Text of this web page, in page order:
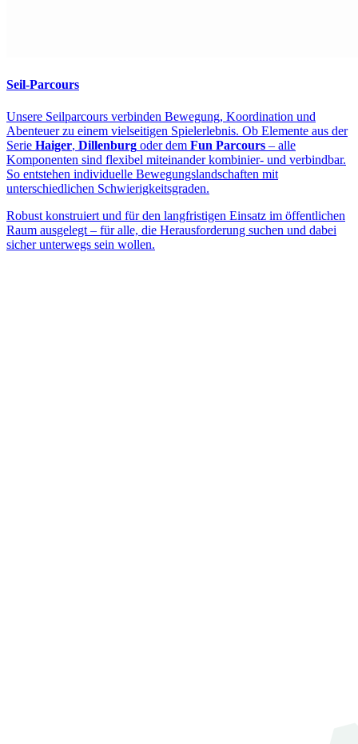
Seil-Parcours
Unsere Seilparcours verbinden Bewegung, Koordination und
Abenteuer zu einem vielseitigen Spielerlebnis. Ob Elemente aus der
Serie Haiger, Dillenburg oder dem Fun Parcours – alle
Komponenten sind flexibel miteinander kombinier- und verbindbar.
So entstehen individuelle Bewegungslandschaften mit
unterschiedlichen Schwierigkeitsgraden.
Robust konstruiert und für den langfristigen Einsatz im öffentlichen
Raum ausgelegt – für alle, die Herausforderung suchen und dabei
sicher unterwegs sein wollen.